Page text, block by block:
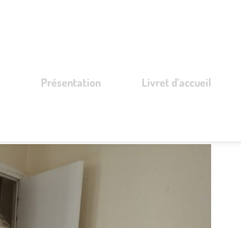
Présentation Livret d’accueil